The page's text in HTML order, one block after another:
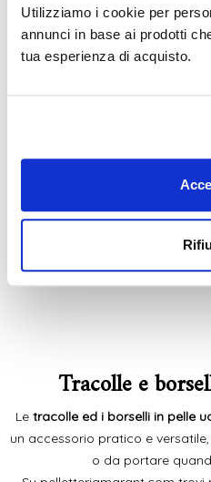
Utilizziamo i cookie per
annunci in base ai prodotti
tua esperienza di acquisto.
nuove
borse in
Nuova
Tracolle e
Le tracolle ed i borselli in pelle
un accessorio pratico e
o da portare